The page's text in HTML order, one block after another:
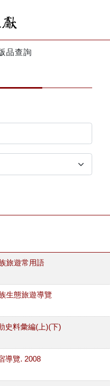
於我們
點
紹
電子期刊
關連結
品查詢
旅遊常用語
生態旅遊導覽
史料彙編(上)(下)
導覽. 2008